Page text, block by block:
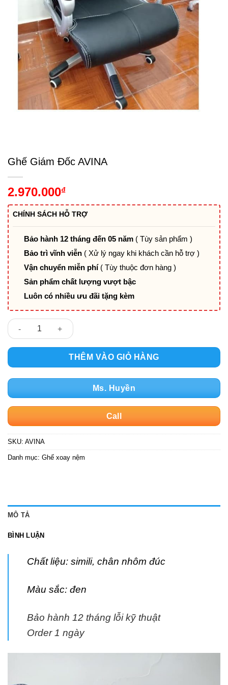
Ghế Giám Đốc AVINA
2.970.000₫
CHÍNH SÁCH HỖ TRỢ
Bảo hành 12 tháng đến 05 năm ( Tùy sản phẩm )
Bảo trì vĩnh viễn ( Xử lý ngay khi khách cần hỗ trợ )
Vận chuyển miễn phí ( Tùy thuộc đơn hàng )
Sản phẩm chất lượng vượt bậc
Luôn có nhiều ưu đãi tặng kèm
Ghế Giám Đốc AVINA số lượng
THÊM VÀO GIỎ HÀNG
Ms. Huyền
Call
SKU: AVINA
Danh mục: Ghế xoay nệm
MÔ TẢ
BÌNH LUẬN
Chất liệu: simili, chân nhôm đúc
Màu sắc: đen
Bảo hành 12 tháng lỗi kỹ thuật
Order 1 ngày